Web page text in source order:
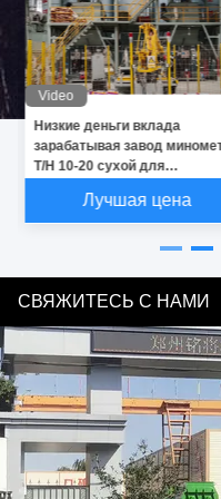
Video
Низкие деньги вклада
зарабатывая завод
T/H 10-20 сухой для
смешиватьЛучшая цена
СВЯЖИТЕСЬ С НАМИ